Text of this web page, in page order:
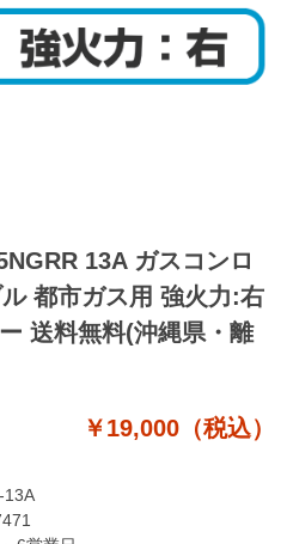
13A ガスコンロ
都市ガス用 強火力:右
送料無料(沖縄県・離
￥19,000（税込）
13A